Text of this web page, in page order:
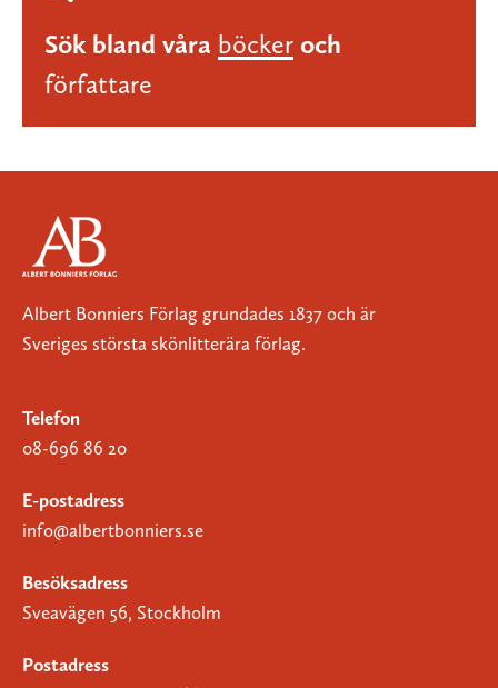
Sök bland våra böcker och
författare
Albert Bonniers Förlag grundades 1837 och är
Sveriges största skönlitterära förlag.
Telefon
08-696 86 20
E-postadress
info@albertbonniers.se
Besöksadress
Sveavägen 56, Stockholm
Postadress